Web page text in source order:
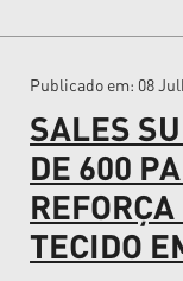
Ir
navegação
Publicado em: 08
SALES
DE 600
TECIDO